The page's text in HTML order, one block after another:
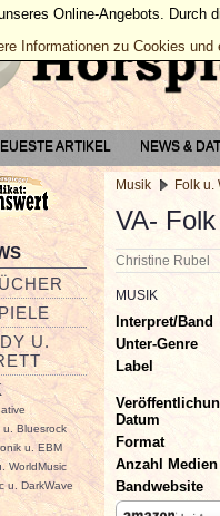
ARTIKEL NEWS &
U.
u. Bluesrock
u. EBM
WorldMusic
u. DarkWave
Musik Folk u.
VA-
Christine Rubel
MUSIK
Interpret/Band
Unter-Genre
Label
Datum
Format
Anzahl Medien
Bandwebsite
Online-Angebots.
Informationen zu Cookies und